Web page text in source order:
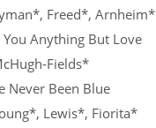
Freed*, Arnheim*
You Anything But Love
Fields*
Never Been Blue
Lewis*, Fiorita*